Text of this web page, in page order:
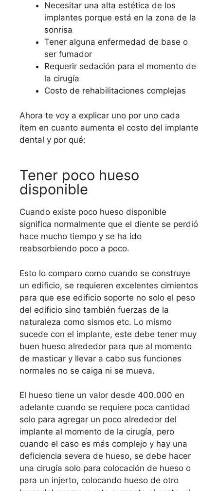
Necesitar una alta estética de los
implantes porque está en la zona de la
sonrisa
Tener alguna enfermedad de base o
ser fumador
Requerir sedación para el momento de
la cirugía
Costo de rehabilitaciones complejas
Ahora te voy a explicar uno por uno cada
ítem en cuanto aumenta el costo del implante
dental y por qué:
Tener poco hueso
disponible
Cuando existe poco hueso disponible
significa normalmente que el diente se perdió
hace mucho tiempo y se ha ido
reabsorbiendo poco a poco.
Esto lo comparo como cuando se construye
un edificio, se requieren excelentes cimientos
para que ese edificio soporte no solo el peso
del edificio sino también fuerzas de la
naturaleza como sismos etc. Lo mismo
sucede con el implante, este debe tener muy
buen hueso alrededor para que al momento
de masticar y llevar a cabo sus funciones
normales no se caiga ni se mueva.
El hueso tiene un valor desde 400.000 en
adelante cuando se requiere poca cantidad
solo para agregar un poco alrededor del
implante al momento de la cirugía, pero
cuando el caso es más complejo y hay una
deficiencia severa de hueso, se debe hacer
una cirugía solo para colocación de hueso o
para un injerto, colocando hueso de otro